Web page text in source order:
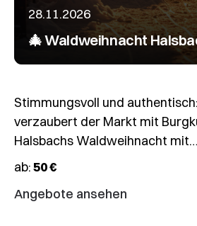
28.11.2026
🎄 Waldweihnacht
Stimmungsvoll und
verzaubert der Markt mit
Halsbachs Waldweihnacht mit…
ab:50 €
Angebote ansehen